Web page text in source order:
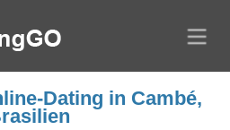
Dating in Cambé,